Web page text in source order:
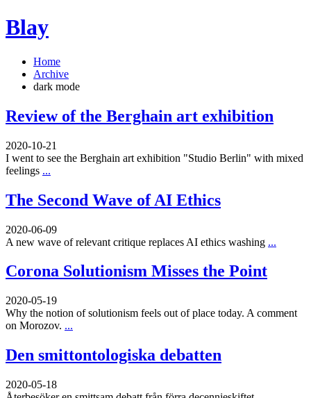
Blay
Home
Archive
dark mode
Review of the Berghain art exhibition
2020-10-21
I went to see the Berghain art exhibition "Studio Berlin" with mixed
feelings ...
The Second Wave of AI Ethics
2020-06-09
A new wave of relevant critique replaces AI ethics washing ...
Corona Solutionism Misses the Point
2020-05-19
Why the notion of solutionism feels out of place today. A comment
on Morozov. ...
Den smittontologiska debatten
2020-05-18